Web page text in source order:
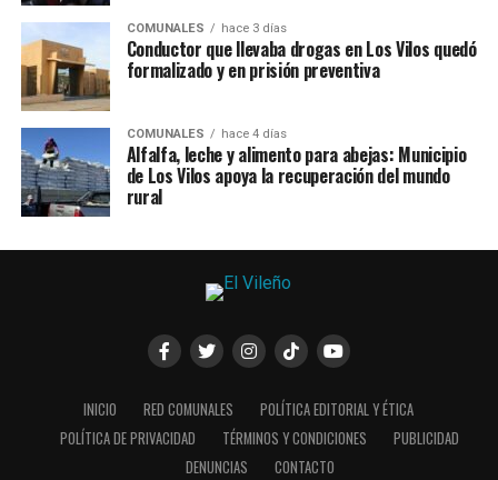
COMUNALES hace 3 días
Conductor que llevaba drogas en Los Vilos quedó
formalizado y en prisión preventiva
COMUNALES hace 4 días
Alfalfa, leche y alimento para abejas: Municipio
de Los Vilos apoya la recuperación del mundo
rural
INICIO RED COMUNALES
POLÍTICA EDITORIAL Y ÉTICA
POLÍTICA DE PRIVACIDAD
TÉRMINOS Y CONDICIONES
PUBLICIDAD
DENUNCIAS
CONTACTO